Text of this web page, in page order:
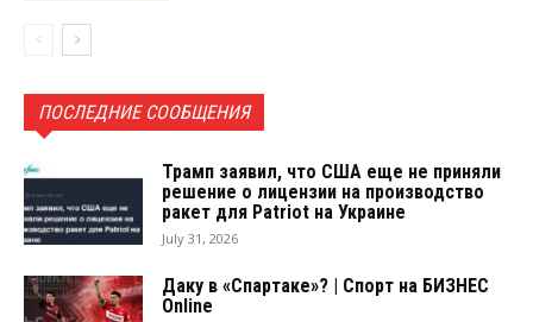
ПОСЛЕДНИЕ СООБЩЕНИЯ
Трамп заявил, что США еще не приняли
решение о лицензии на производство
ракет для Patriot на Украине
July 31, 2026
Даку в «Спартаке»? | Спорт на БИЗНЕС
Online